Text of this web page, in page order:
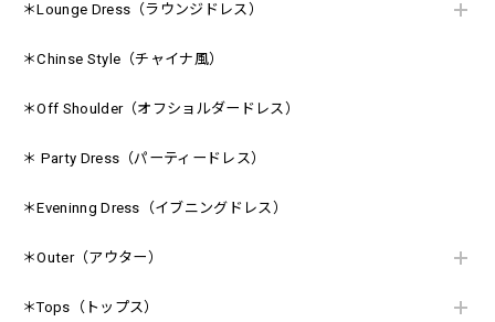
＊Lounge Dress（ラウンジドレス）
＊Chinse Style（チャイナ風）
＊Off Shoulder（オフショルダードレス）
＊ Party Dress（パーティードレス）
＊Eveninng Dress（イブニングドレス）
＊Outer（アウター）
＊Tops（トップス）